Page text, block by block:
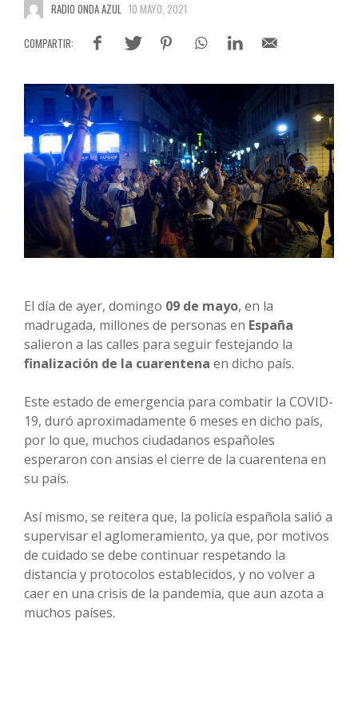
RADIO ONDA AZUL 10 MAYO, 2021
El día de ayer, domingo 09 de mayo, en la
madrugada, millones de personas en España
salieron a las calles para seguir festejando la
finalización de la cuarentena en dicho país.
Este estado de emergencia para combatir la COVID-
19, duró aproximadamente 6 meses en dicho país,
por lo que, muchos ciudadanos españoles
esperaron con ansias el cierre de la cuarentena en
su país.
Así mismo, se reitera que, la policía española salió a
supervisar el aglomeramiento, ya que, por motivos
de cuidado se debe continuar respetando la
distancia y protocolos establecidos, y no volver a
caer en una crisis de la pandemia, que aun azota a
muchos países.